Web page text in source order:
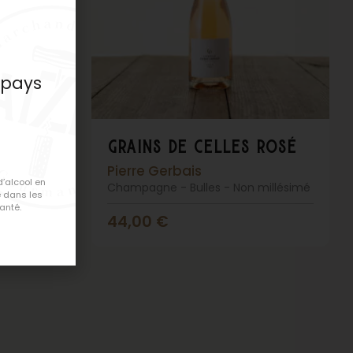
grains de celles rosé
Pierre Gerbais
Champagne - Bulles - Non millésimé
44,00 €
en
dans les